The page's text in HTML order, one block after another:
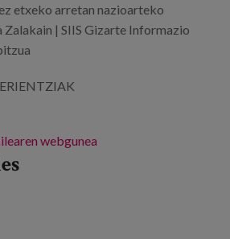
etxeko arretan nazioarteko
Zalakain | SIIS Gizarte Informazio
webgunea